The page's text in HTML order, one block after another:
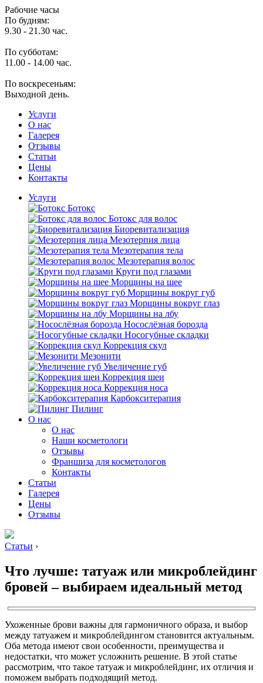
Рабочие часы
По будням:
9.30 - 21.30 час.
По субботам:
11.00 - 14.00 час.
По воскресеньям:
Выходной день.
Услуги
O нас
Галерея
Отзывы
Статьи
Цены
Контакты
Услуги
Ботокс
Ботокс для волос
Биоревитализация
Мезотерпия лица
Мезотерапия тела
Мезотерапия волос
Круги под глазами
Морщины на шее
Морщины вокруг губ
Морщины вокруг глаз
Морщины на лбу
Носослёзная борозда
Носогубные складки
Коррекция скул
Мезонити
Увеличение губ
Коррекция шеи
Коррекция носа
Карбокситерапия
Пилинг
O нас
O нас
Наши косметологи
Отзывы
Франшиза для косметологов
Контакты
Статьи
Галерея
Цены
Отзывы
Статьи ›
Что лучше: татуаж или микроблейдинг
бровей – выбираем идеальный метод
Ухоженные брови важны для гармоничного образа, и выбор
между татуажем и микроблейдингом становится актуальным.
Оба метода имеют свои особенности, преимущества и
недостатки, что может усложнить решение. В этой статье
рассмотрим, что такое татуаж и микроблейдинг, их отличия и
поможем выбрать подходящий метод.